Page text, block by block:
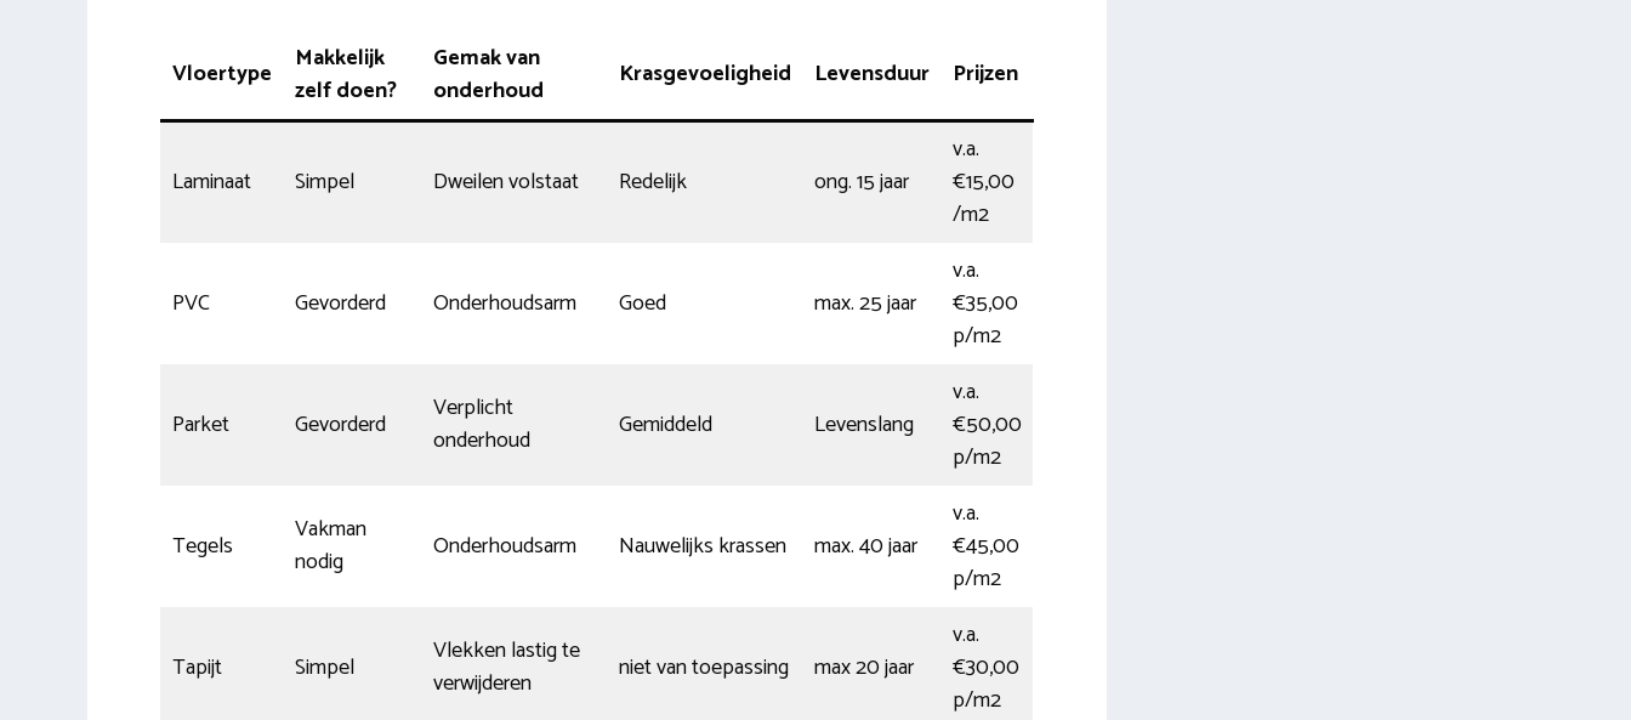
Vloertype
Makkelijk
zelf doen?
Gemak van
onderhoud
Krasgevoeligheid Levensduur Prijzen
Laminaat Simpel Dweilen volstaat Redelijk ong. 15 jaar
v.a.
€15,00
/m2
PVC Gevorderd Onderhoudsarm Goed max. 25 jaar
v.a.
€35,00
p/m2
Parket Gevorderd
Verplicht
onderhoud
Gemiddeld Levenslang
v.a.
€50,00
p/m2
Tegels
Vakman
nodig
Onderhoudsarm Nauwelijks krassen max. 40 jaar
v.a.
€45,00
p/m2
Tapijt Simpel
Vlekken lastig te
verwijderen
niet van toepassing max 20 jaar
v.a.
€30,00
p/m2